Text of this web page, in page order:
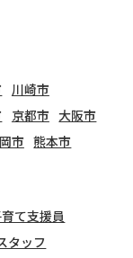
川崎市
京都市 大阪市
市 熊本市
て支援員
タッフ